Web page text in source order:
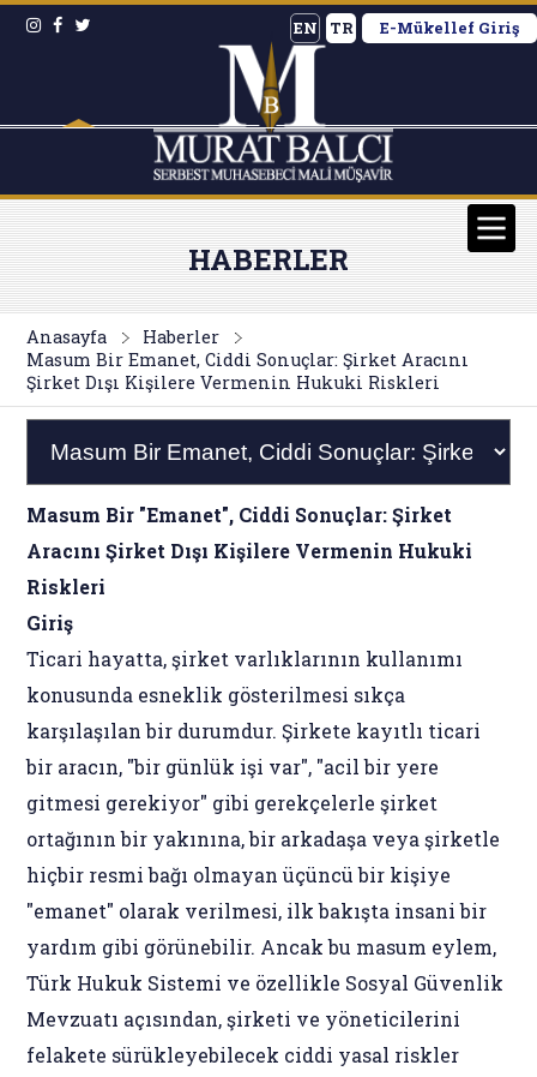
E-Mükellef Giriş
TR
EN
HABERLER
Anasayfa
Haberler
Masum Bir Emanet, Ciddi Sonuçlar: Şirket Aracını
Şirket Dışı Kişilere Vermenin Hukuki Riskleri
Masum Bir "Emanet", Ciddi Sonuçlar: Şirket
Aracını Şirket Dışı Kişilere Vermenin Hukuki
Riskleri
Giriş
Ticari hayatta, şirket varlıklarının kullanımı
konusunda esneklik gösterilmesi sıkça
karşılaşılan bir durumdur. Şirkete kayıtlı ticari
bir aracın, "bir günlük işi var", "acil bir yere
gitmesi gerekiyor" gibi gerekçelerle şirket
ortağının bir yakınına, bir arkadaşa veya şirketle
hiçbir resmi bağı olmayan üçüncü bir kişiye
"emanet" olarak verilmesi, ilk bakışta insani bir
yardım gibi görünebilir. Ancak bu masum eylem,
Türk Hukuk Sistemi ve özellikle Sosyal Güvenlik
Mevzuatı açısından, şirketi ve yöneticilerini
felakete sürükleyebilecek ciddi yasal riskler